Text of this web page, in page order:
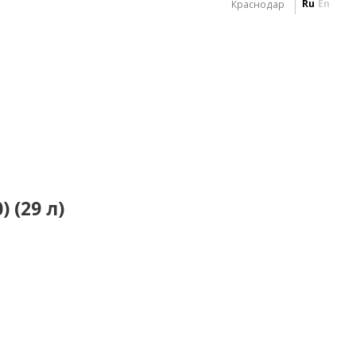
Краснодар Ru En
(29 л)